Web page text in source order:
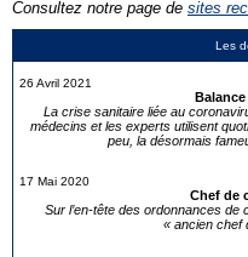
Les
26 Avril 2021
La crise sanitaire liée au
médecins et les experts utilisent
peu, la désormais
17 Mai 2020
Chef de
Sur l’en-tête des ordonnances de
« ancien chef
Consultez notre page de sites